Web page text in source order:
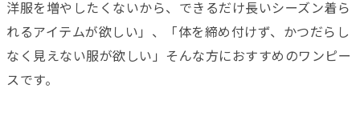
洋服を増やしたくないから、できるだけ長いシーズン着ら
れるアイテムが欲しい」、「体を締め付けず、かつだらし
なく見えない服が欲しい」そんな方におすすめのワンピー
スです。